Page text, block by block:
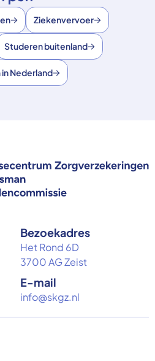
Ziekenvervoer
Studeren buitenland
Nederland
Bezoekadres
Het Rond 6D
3700 AG Zeist
E-mail
info@skgz.nl